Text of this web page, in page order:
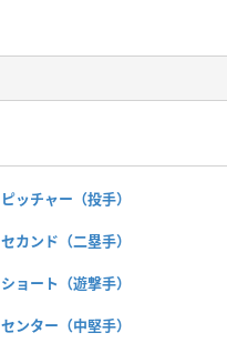
ピッチャー（投手）
セカンド（二塁手）
ショート（遊撃手）
センター（中堅手）